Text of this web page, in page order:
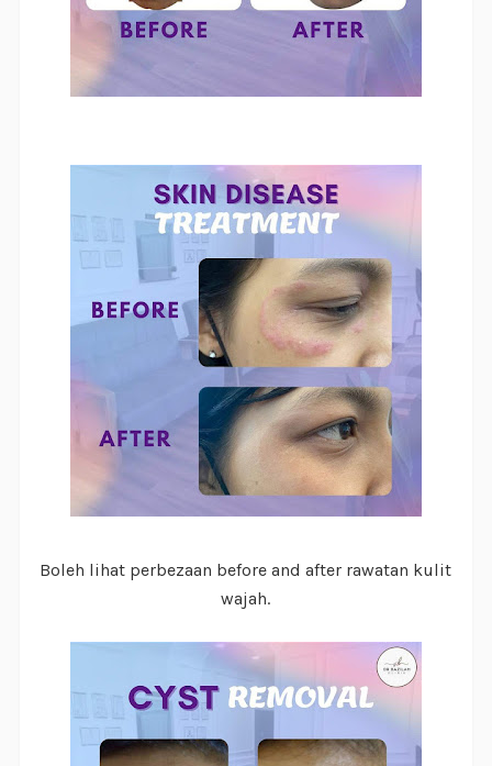
Boleh lihat perbezaan before and after rawatan kulit
wajah.